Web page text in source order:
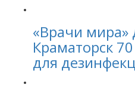
«Врачи мира»
Краматорск
для